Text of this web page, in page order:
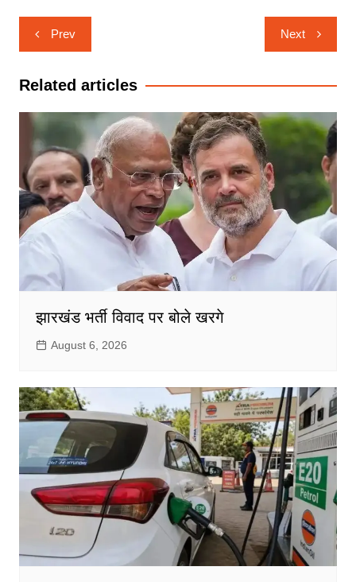
Post
navigation
Prev Next
Related articles
झारखंड भर्ती विवाद पर बोले खरगे
August 6, 2026